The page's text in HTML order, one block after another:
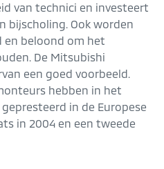
van technici en investeert
bijscholing. Ook worden
en beloond om het
De Mitsubishi
een goed voorbeeld.
hebben in het
in de Europese
in 2004 en een tweede